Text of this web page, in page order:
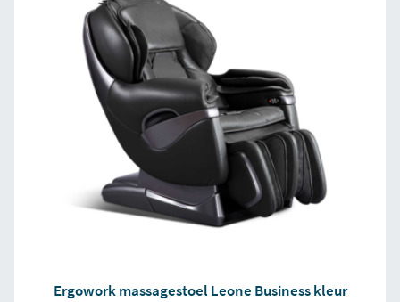
Ergowork massagestoel Leone Business kleur